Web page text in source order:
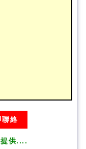
聯絡
供....